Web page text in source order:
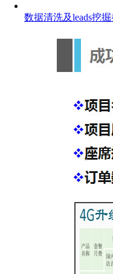
数据清洗及leads挖